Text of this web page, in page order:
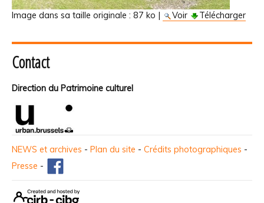
Image dans sa taille originale : 87 ko | Voir Télécharger
Contact
Direction du Patrimoine culturel
NEWS et archives - Plan du site - Crédits photographiques -
Presse -